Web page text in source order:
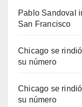
Pablo Sandoval
San Francisco
Chicago se
su número
Chicago se
su número